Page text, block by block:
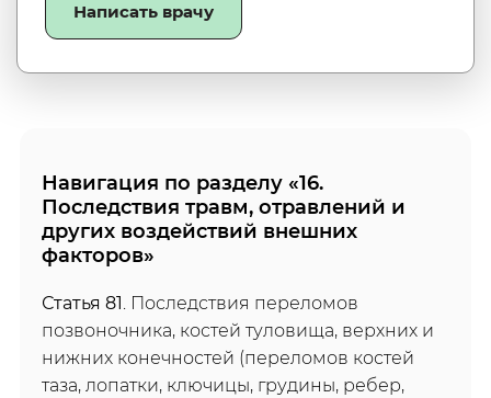
Написать врачу
Навигация по разделу «16.
Последствия травм, отравлений и
других воздействий внешних
факторов»
Статья 81 . Последствия переломов
позвоночника, костей туловища, верхних и
нижних конечностей (переломов костей
таза, лопатки, ключицы, грудины, ребер,